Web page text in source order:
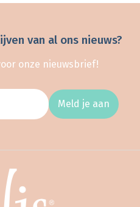
van al ons nieuws?
onze nieuwsbrief!
Meld je aan